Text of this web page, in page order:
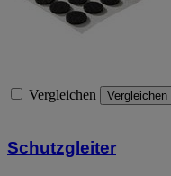
Vergleichen Vergleichen
Schutzgleiter